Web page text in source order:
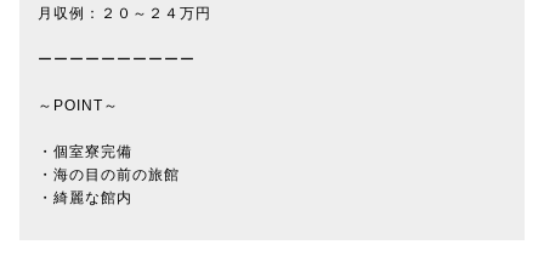
月収例：２０～２４万円
ーーーーーーーーーー
～POINT～
・個室寮完備
・海の目の前の旅館
・綺麗な館内